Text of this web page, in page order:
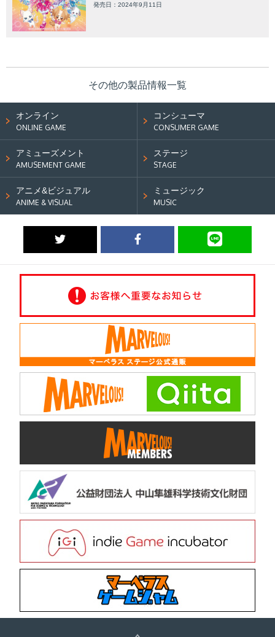
発売日：2024年9月11日
その他の製品情報一覧
オンライン
ONLINE GAME
コンシューマ
CONSUMER GAME
アミューズメント
AMUSEMENT GAME
ステージ
STAGE
アニメ&ビジュアル
ANIME & VISUAL
ミュージック
MUSIC